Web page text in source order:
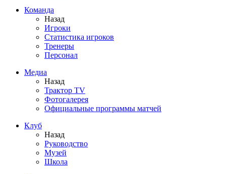
Команда
Назад
Игроки
Статистика игроков
Тренеры
Персонал
Медиа
Назад
Трактор TV
Фотогалерея
Официальные программы матчей
Клуб
Назад
Руководство
Музей
Школа